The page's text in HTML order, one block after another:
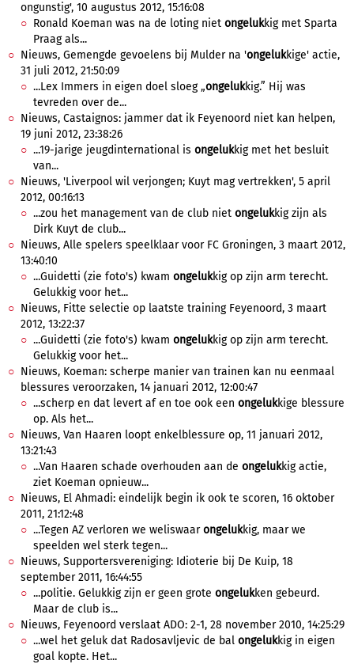
ongunstig', 10 augustus 2012, 15:16:08
Ronald Koeman was na de loting niet ongelukkig met Sparta
Praag als...
Nieuws, Gemengde gevoelens bij Mulder na 'ongelukkige' actie,
31 juli 2012, 21:50:09
...Lex Immers in eigen doel sloeg „ongelukkig.” Hij was
tevreden over de...
Nieuws, Castaignos: jammer dat ik Feyenoord niet kan helpen,
19 juni 2012, 23:38:26
...19-jarige jeugdinternational is ongelukkig met het besluit
van...
Nieuws, 'Liverpool wil verjongen; Kuyt mag vertrekken', 5 april
2012, 00:16:13
...zou het management van de club niet ongelukkig zijn als
Dirk Kuyt de club...
Nieuws, Alle spelers speelklaar voor FC Groningen, 3 maart 2012,
13:40:10
...Guidetti (zie foto's) kwam ongelukkig op zijn arm terecht.
Gelukkig voor het...
Nieuws, Fitte selectie op laatste training Feyenoord, 3 maart
2012, 13:22:37
...Guidetti (zie foto's) kwam ongelukkig op zijn arm terecht.
Gelukkig voor het...
Nieuws, Koeman: scherpe manier van trainen kan nu eenmaal
blessures veroorzaken, 14 januari 2012, 12:00:47
...scherp en dat levert af en toe ook een ongelukkige blessure
op. Als het...
Nieuws, Van Haaren loopt enkelblessure op, 11 januari 2012,
13:21:43
...Van Haaren schade overhouden aan de ongelukkig actie,
ziet Koeman opnieuw...
Nieuws, El Ahmadi: eindelijk begin ik ook te scoren, 16 oktober
2011, 21:12:48
...Tegen AZ verloren we weliswaarongelukkig, maar we
speelden wel sterk tegen...
Nieuws, Supportersvereniging: Idioterie bij De Kuip, 18
september 2011, 16:44:55
...politie. Gelukkig zijn er geen grote ongelukken gebeurd.
Maar de club is...
Nieuws, Feyenoord verslaat ADO: 2-1, 28 november 2010, 14:25:29
...wel het geluk dat Radosavljevic de bal ongelukkig in eigen
goal kopte. Het...